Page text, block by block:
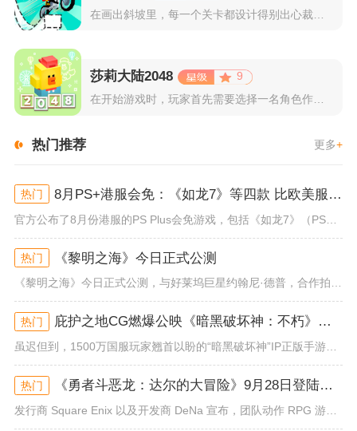
莎莉大陆2048
9
在开始游戏时，玩家首先需要选择一名角色作为自己的代表，在神秘...
热门推荐 更多+
热门 8月PS+港服会免：《如龙7》等四款 比欧美服多一款
官方公布了8月份港服的PS Plus会免游戏，包括《如龙7》（PS4/PS5）、《小小梦魇》（PS4）、《托尼霍克职业滑...
热门 《黎明之海》今日正式公测
《黎明之海》今日正式公测，与好莱坞巨星约翰尼·德普，合作拍摄的宣传短片《冒险者的游戏》同步上线！沉浸式环球之旅 打造属于...
热门 庇护之地CG燃爆公映《暗黑破坏神：不朽》今日全平台上线
虽迟但到，1500万国服玩家翘首以盼的“暗黑破坏神”IP正版手游《暗黑破坏神：不朽》已于今日全平台上线！动作RPG王者再...
热门 《勇者斗恶龙：达尔的大冒险》9月28日登陆苹果谷歌应用商店
发行商 Square Enix 以及开发商 DeNa 宣布，团队动作 RPG 游戏《勇者斗恶龙：达尔的大冒险 魂之绊》将...